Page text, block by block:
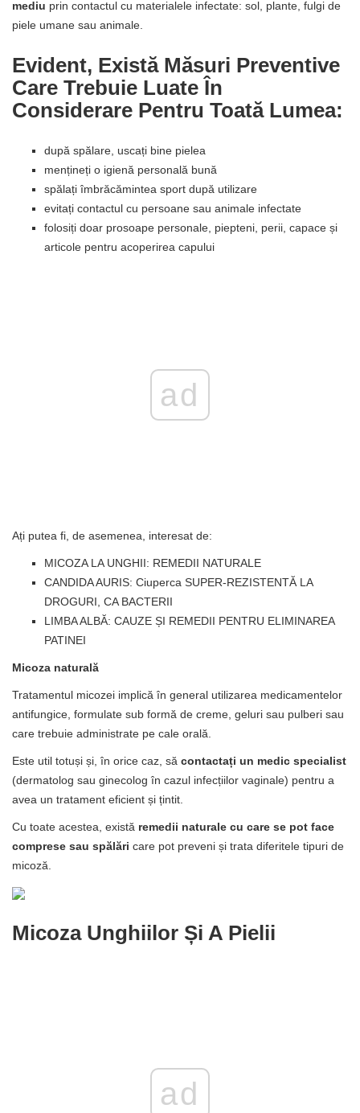
mediu prin contactul cu materialele infectate: sol, plante, fulgi de
piele umane sau animale.
Evident, Există Măsuri Preventive
Care Trebuie Luate În
Considerare Pentru Toată Lumea:
după spălare, uscați bine pielea
mențineți o igienă personală bună
spălați îmbrăcămintea sport după utilizare
evitați contactul cu persoane sau animale infectate
folosiți doar prosoape personale, piepteni, perii, capace și
articole pentru acoperirea capului
ad
Ați putea fi, de asemenea, interesat de:
MICOZA LA UNGHII: REMEDII NATURALE
CANDIDA AURIS: Ciuperca SUPER-REZISTENTĂ LA
DROGURI, CA BACTERII
LIMBA ALBĂ: CAUZE ȘI REMEDII PENTRU ELIMINAREA
PATINEI
Micoza naturală
Tratamentul micozei implică în general utilizarea medicamentelor
antifungice, formulate sub formă de creme, geluri sau pulberi sau
care trebuie administrate pe cale orală.
Este util totuși și, în orice caz, să contactați un medic specialist
(dermatolog sau ginecolog în cazul infecțiilor vaginale) pentru a
avea un tratament eficient și țintit.
Cu toate acestea, există remedii naturale cu care se pot face
comprese sau spălări care pot preveni și trata diferitele tipuri de
micoză.
Micoza Unghiilor Și A Pielii
ad